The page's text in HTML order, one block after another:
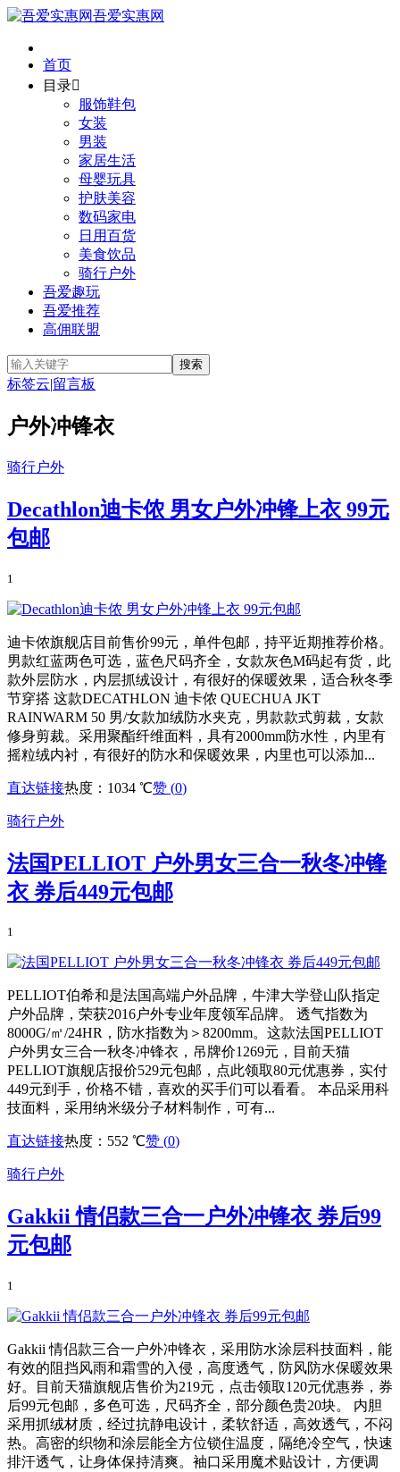
吾爱实惠网
首页
目录
服饰鞋包
女装
男装
家居生活
母婴玩具
护肤美容
数码家电
日用百货
美食饮品
骑行户外
吾爱趣玩
吾爱推荐
高佣联盟
标签云|留言板
户外冲锋衣
骑行户外
Decathlon迪卡侬 男女户外冲锋上衣 99元
包邮
1
迪卡侬旗舰店目前售价99元，单件包邮，持平近期推荐价格。
男款红蓝两色可选，蓝色尺码齐全，女款灰色M码起有货，此
款外层防水，内层抓绒设计，有很好的保暖效果，适合秋冬季
节穿搭 这款DECATHLON 迪卡侬 QUECHUA JKT
RAINWARM 50 男/女款加绒防水夹克，男款款式剪裁，女款
修身剪裁。采用聚酯纤维面料，具有2000mm防水性，内里有
摇粒绒内衬，有很好的防水和保暖效果，内里也可以添加...
直达链接热度：1034 ℃赞 (0)
骑行户外
法国PELLIOT 户外男女三合一秋冬冲锋
衣 券后449元包邮
1
PELLIOT伯希和是法国高端户外品牌，牛津大学登山队指定
户外品牌，荣获2016户外专业年度领军品牌。 透气指数为
8000G/㎡/24HR，防水指数为＞8200mm。这款法国PELLIOT
户外男女三合一秋冬冲锋衣，吊牌价1269元，目前天猫
PELLIOT旗舰店报价529元包邮，点此领取80元优惠券，实付
449元到手，价格不错，喜欢的买手们可以看看。 本品采用科
技面料，采用纳米级分子材料制作，可有...
直达链接热度：552 ℃赞 (0)
骑行户外
Gakkii 情侣款三合一户外冲锋衣 券后99
元包邮
1
Gakkii 情侣款三合一户外冲锋衣，采用防水涂层科技面料，能
有效的阻挡风雨和霜雪的入侵，高度透气，防风防水保暖效果
好。目前天猫旗舰店售价为219元，点击领取120元优惠券，券
后99元包邮，多色可选，尺码齐全，部分颜色贵20块。 内胆
采用抓绒材质，经过抗静电设计，柔软舒适，高效透气，不闷
热。高密的织物和涂层能全方位锁住温度，隔绝冷空气，快速
排汗透气，让身体保持清爽。袖口采用魔术贴设计，方便调